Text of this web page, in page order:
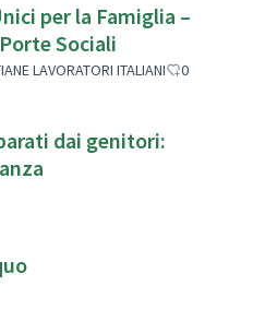
per la Famiglia –
Sociali
LAVORATORI ITALIANI 0
dai genitori: